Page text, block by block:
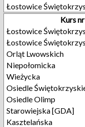
Łostowice
Kurs
Łostowice
Łostowice
Orląt Lwowskich
Niepołomicka
Wieżycka
Osiedle
Osiedle Olimp
Starowiejska [GDA]
Kasztelańska